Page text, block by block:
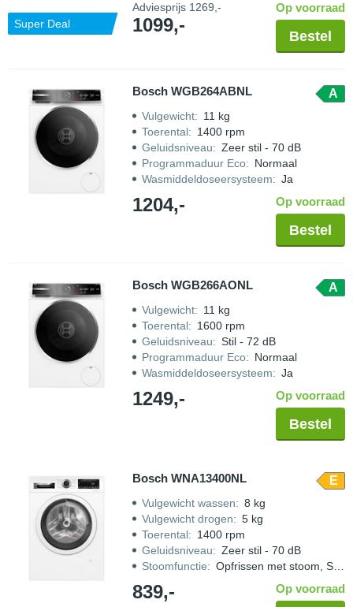
Super Deal
Adviesprijs 1269,-
1099,-
Op voorraad
Bestel
Bosch WGB264ABNL A
Vulgewicht: 11 kg
Toerental: 1400 rpm
Geluidsniveau: Zeer stil - 70 dB
Programmaduur Eco: Normaal
Wasmiddeldoseersysteem: Ja
1204,- Op voorraad
Bestel
Bosch WGB266AONL A
Vulgewicht: 11 kg
Toerental: 1600 rpm
Geluidsniveau: Stil - 72 dB
Programmaduur Eco: Normaal
Wasmiddeldoseersysteem: Ja
1249,- Op voorraad
Bestel
Bosch WNA13400NL E
Vulgewicht wassen: 8 kg
Vulgewicht drogen: 5 kg
Toerental: 1400 rpm
Geluidsniveau: Zeer stil - 70 dB
Stoomfunctie: Opfrissen met stoom, Strijkwerk verminderen
839,- Op voorraad